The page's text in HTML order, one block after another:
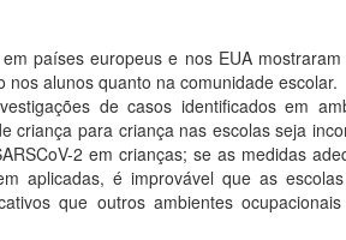
países europeus e nos EUA mostraram
alunos quanto na comunidade escolar.
de casos identificados em
criança para criança nas escolas seja
2 em crianças; se as medidas
aplicadas, é improvável que as
que outros ambientes